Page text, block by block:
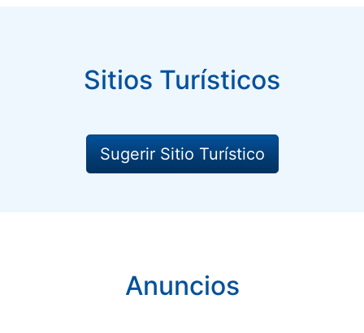
Sitios Turísticos
Sugerir Sitio Turístico
Anuncios